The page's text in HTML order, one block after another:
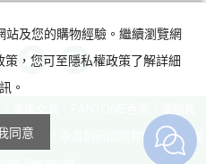
公室需求! 永昌創新國際有限公司 版權
及您的購物經驗。繼續瀏覽網
，您可至隱私權政策了解詳細
。
同意